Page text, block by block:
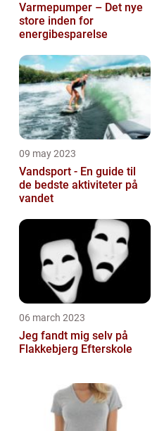
Varmepumper – Det nye
store inden for
energibesparelse
09 may 2023
Vandsport - En guide til
de bedste aktiviteter på
vandet
06 march 2023
Jeg fandt mig selv på
Flakkebjerg Efterskole